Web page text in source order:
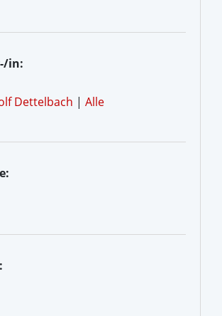
in:
Dettelbach | Alle